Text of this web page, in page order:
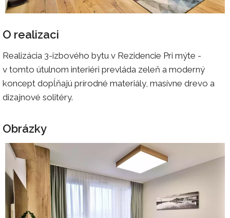
O realizaci
Realizácia 3-izbového bytu v Rezidencie Pri mýte -
v tomto útulnom interiéri prevláda zeleň a moderný
koncept dopĺňajú prírodné materiály, masívne drevo a
dizajnové solitéry.
Obrázky